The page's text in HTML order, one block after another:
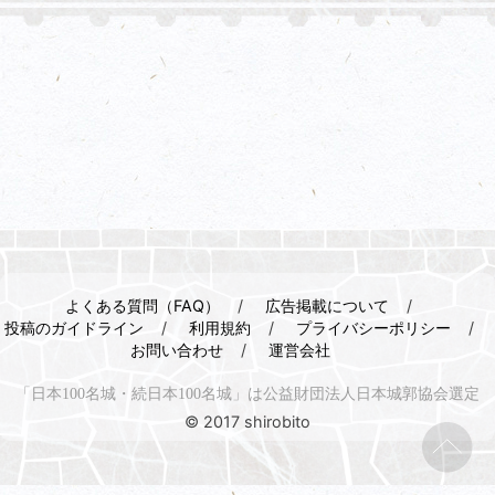
よくある質問（FAQ）
広告掲載について
投稿のガイドライン
利用規約
プライバシーポリシー
お問い合わせ
運営会社
「日本100名城・続日本100名城」は公益財団法人日本城郭協会選定
© 2017 shirobito